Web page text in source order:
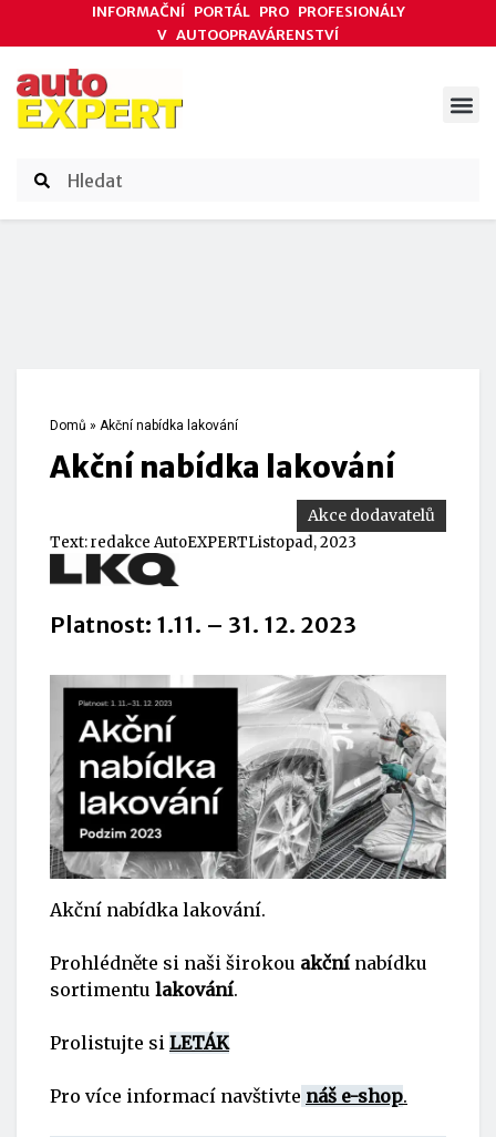
INFORMAČNÍ PORTÁL PRO PROFESIONÁLY
V AUTOOPRAVÁRENSTVÍ
Domů » Akční nabídka lakování
Akční nabídka lakování
Akce dodavatelů
Text:redakce AutoEXPERTListopad, 2023
Platnost: 1.11. – 31. 12. 2023
Akční nabídka lakování.
Prohlédněte si naši širokou akční nabídku
sortimentu lakování.
Prolistujte si LETÁK
Pro více informací navštivte náš e-shop.